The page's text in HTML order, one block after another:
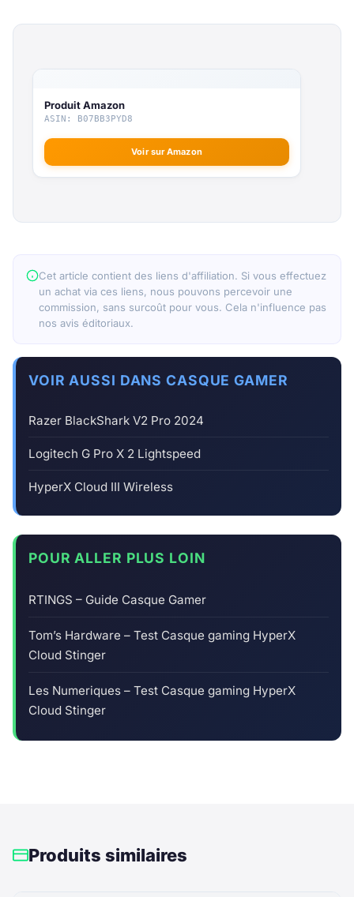
Produit Amazon
ASIN: B07BB3PYD8
Voir sur Amazon
Cet article contient des liens d'affiliation. Si vous effectuez
un achat via ces liens, nous pouvons percevoir une
commission, sans surcoût pour vous. Cela n'influence pas
nos avis éditoriaux.
VOIR AUSSI DANS CASQUE GAMER
Razer BlackShark V2 Pro 2024
Logitech G Pro X 2 Lightspeed
HyperX Cloud III Wireless
POUR ALLER PLUS LOIN
RTINGS – Guide Casque Gamer
Tom’s Hardware – Test Casque gaming HyperX
Cloud Stinger
Les Numeriques – Test Casque gaming HyperX
Cloud Stinger
Produits similaires